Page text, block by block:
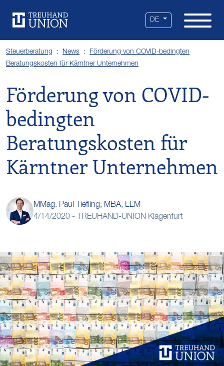
DE
Steuerberatung News
Förderung von COVID-bedingten
Beratungskosten für Kärntner Unternehmen
Förderung von COVID-
bedingten
Beratungskosten für
Kärntner Unternehmen
MMag. Paul Tiefling, MBA, LLM
4/14/2020 - TREUHAND-UNION Klagenfurt